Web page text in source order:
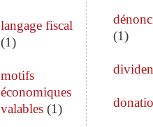
langage fiscal
(1)
motifs
économiques
valables(1)
(1)